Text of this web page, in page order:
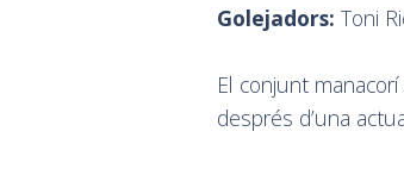
Golejadors: Toni
El conjunt
després d’una